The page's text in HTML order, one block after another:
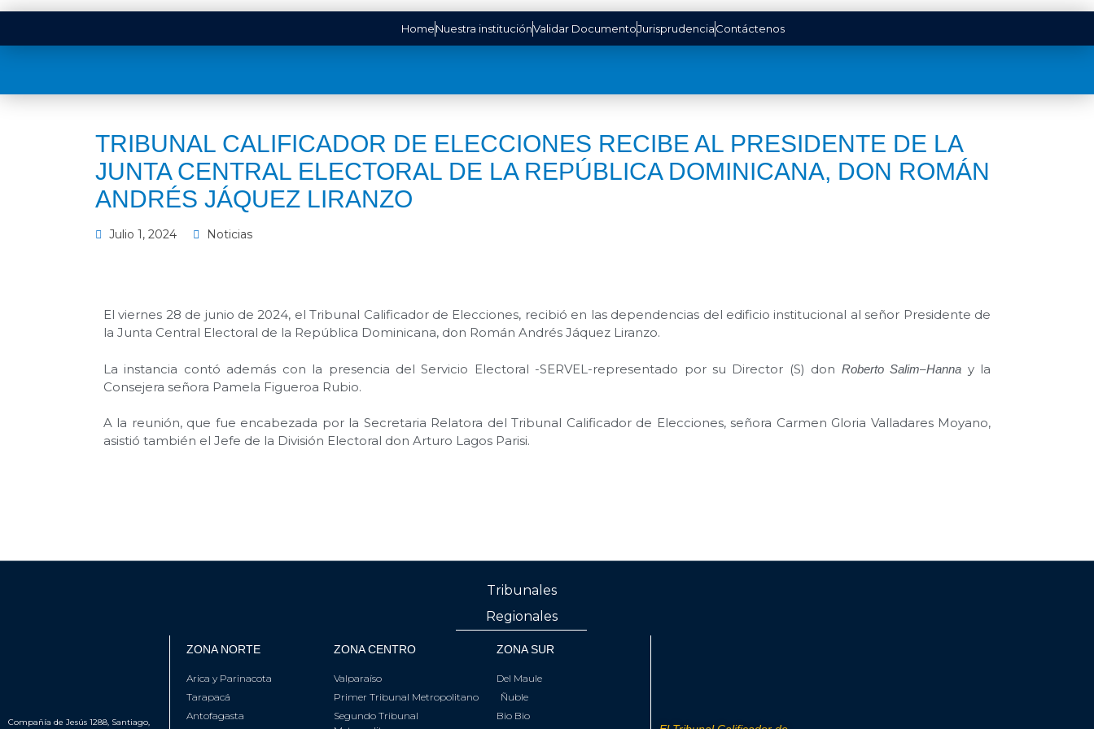
HomeNuestra instituciónValidar DocumentoJurisprudenciaContáctenos
TRIBUNAL CALIFICADOR DE ELECCIONES RECIBE AL PRESIDENTE DE LA
JUNTA CENTRAL ELECTORAL DE LA REPÚBLICA DOMINICANA, DON ROMÁN
ANDRÉS JÁQUEZ LIRANZO
Julio 1, 2024 Noticias
El viernes 28 de junio de 2024, el Tribunal Calificador de Elecciones, recibió en las dependencias del edificio institucional al señor Presidente de
la Junta Central Electoral de la República Dominicana, don Román Andrés Jáquez Liranzo.
La instancia contó además con la presencia del Servicio Electoral -SERVEL-representado por su Director (S) don Roberto Salim–Hanna y la
Consejera señora Pamela Figueroa Rubio.
A la reunión, que fue encabezada por la Secretaria Relatora del Tribunal Calificador de Elecciones, señora Carmen Gloria Valladares Moyano,
asistió también el Jefe de la División Electoral don Arturo Lagos Parisi.
Tribunales
Regionales
Compañía de Jesús 1288, Santiago,
ZONA NORTE
Arica y Parinacota
Tarapacá
Antofagasta
ZONA CENTRO
Valparaíso
Primer Tribunal Metropolitano
Segundo Tribunal
ZONA SUR
Del Maule
Ñuble
Bio Bio